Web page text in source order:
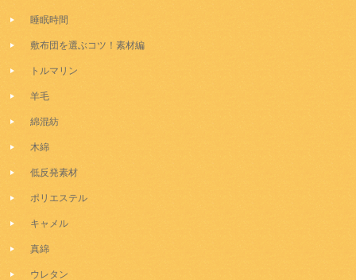
睡眠時間
敷布団を選ぶコツ！素材編
トルマリン
羊毛
綿混紡
木綿
低反発素材
ポリエステル
キャメル
真綿
ウレタン